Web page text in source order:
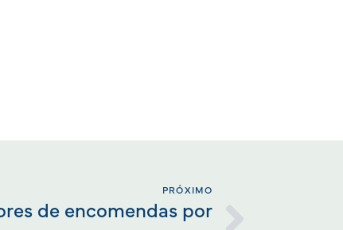
PRÓXIMO
de encomendas por